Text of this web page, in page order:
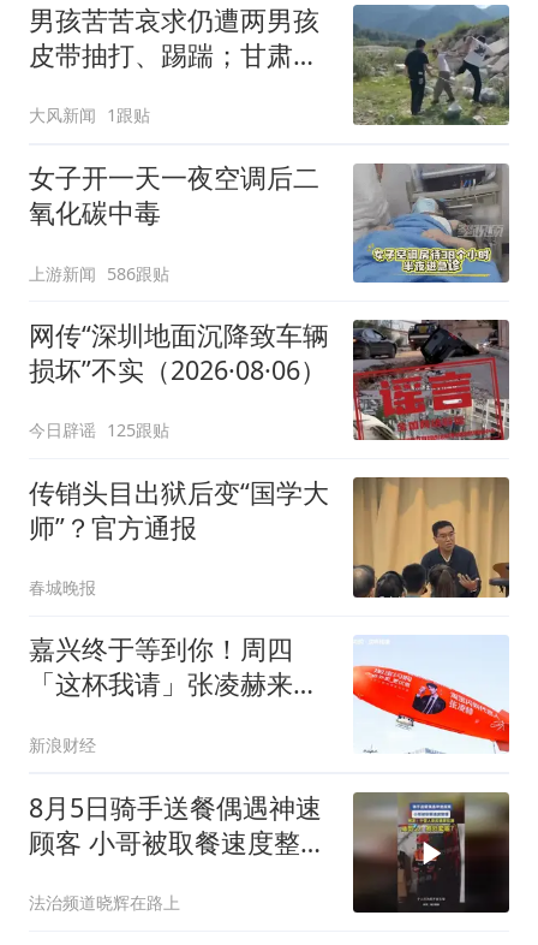
男孩苦苦哀求仍遭两男孩
皮带抽打、踢踹；甘肃积
已立案侦查，孩子无大碍
大风新闻 1跟贴
女子开一天一夜空调后二
氧化碳中毒
上游新闻 586跟贴
网传“深圳地面沉降致车辆
损坏”不实（2026·08·06）
今日辟谣 125跟贴
传销头目出狱后变“国学大
师”？官方通报
春城晚报
嘉兴终于等到你！周四
「这杯我请」张凌赫来
新浪财经
8月5日骑手送餐偶遇神速
顾客 小哥被取餐速度整懵
满
法治频道晓辉在路上